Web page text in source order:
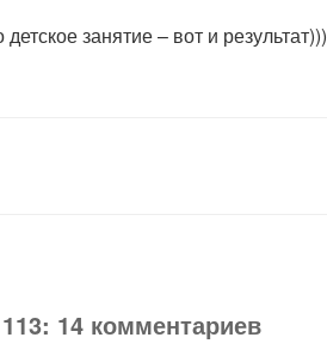
занятие – вот и результат)))
14 комментариев